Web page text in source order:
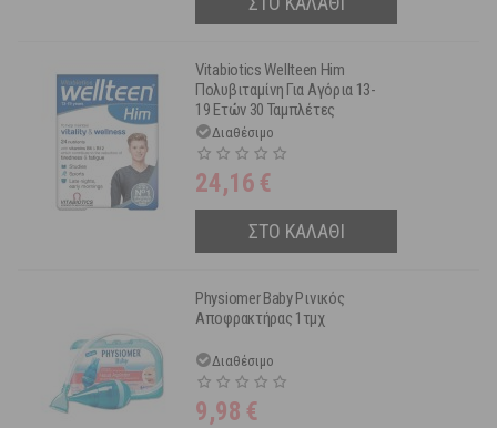
Vitabiotics Wellteen Him
Πολυβιταμίνη Για Αγόρια 13-
19 Ετών 30 Ταμπλέτες
Διαθέσιμο
24,16 €
ΣΤΟ ΚΑΛΑΘΙ
Physiomer Baby Ρινικός
Αποφρακτήρας 1τμχ
Διαθέσιμο
9,98 €